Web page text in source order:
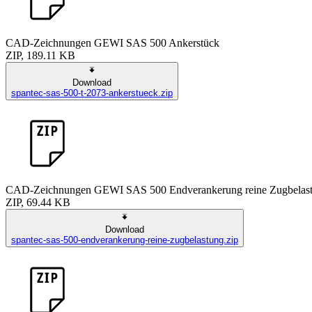
CAD-Zeichnungen GEWI SAS 500 Ankerstück
ZIP, 189.11 KB
Download
spantec-sas-500-t-2073-ankerstueck.zip
CAD-Zeichnungen GEWI SAS 500 Endverankerung reine
ZIP, 69.44 KB
Download
spantec-sas-500-endverankerung-reine-zugbelastung.zip